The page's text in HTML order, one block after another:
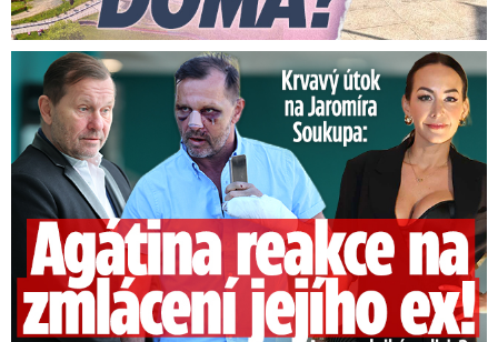
Útok na Jaromíra Soukupa: Reakce Agáty na zmlácení jejího ex